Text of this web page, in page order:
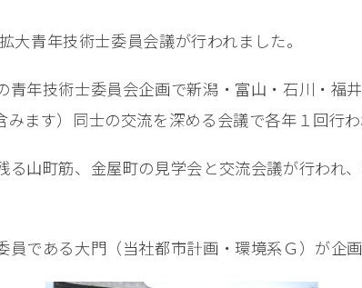
青年技術士委員会議が行われました。
年技術士委員会企画で新潟・富山・石川・福
ます）同士の交流を深める会議で各年１回行わ
山町筋、金屋町の見学会と交流会議が行われ
である大門（当社都市計画・環境系Ｇ）が企